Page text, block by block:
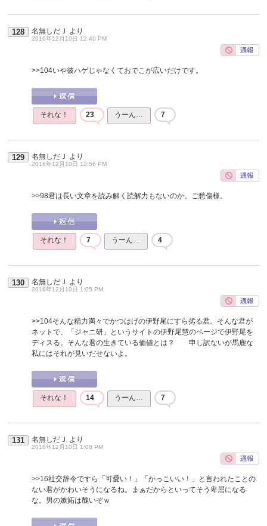
128 名無しだＪ より
2016年12月10日 12:49 PM
>>104いや彼ハゲじゃなくておでこが広いだけです。
それな！ 23 うーん… 7
129 名無しだＪ より
2016年12月10日 12:56 PM
>>98君は長い文章を読み解く読解力もないのか。ご愁傷様。
それな！ 7 うーん… 4
130 名無しだＪ より
2016年12月10日 1:05 PM
>>104そんな精力満々でかつはげの伊野尾にすら劣る君。そんな君が
ネットで、「ジャニ研」というサイトの伊野尾慧のページで伊野尾を
ディスる。そんな君の生きている価値とは？ 申し訳ないが馬鹿な
私にはそれが見いだせないよ。
それな！ 14 うーん… 7
131 名無しだＪ より
2016年12月10日 1:08 PM
>>16社交辞令ですら「可愛い！」「かっこいい！」と言われたことの
ない君がかわいそうになるね。まぁだからといってそう卑屈になる
な。男の嫉妬は醜いぞｗ